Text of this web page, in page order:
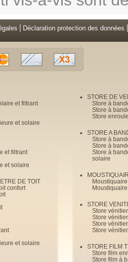
Déclaration protection des données
et filtrant
et solaire
et filtrant
et solaire
DE TOIT
confort
et solaire
STORE DE
Store à
Store à
Store
STORE A
Store à
Store à
Store à
solaire
STORE
Store
Store
Store
Store
STORE FILM
Store film
Store film à